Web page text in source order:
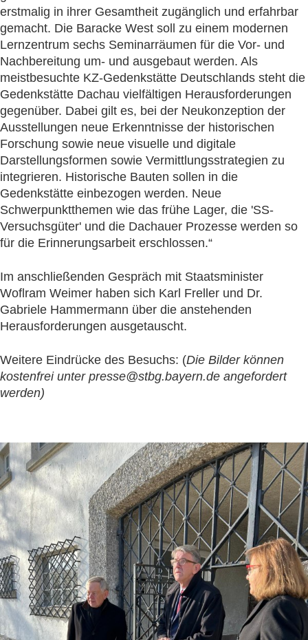
erstmalig in ihrer Gesamtheit zugänglich und erfahrbar
gemacht. Die Baracke West soll zu einem modernen
Lernzentrum sechs Seminarräumen für die Vor- und
Nachbereitung um- und ausgebaut werden. Als
meistbesuchte KZ-Gedenkstätte Deutschlands steht die
Gedenkstätte Dachau vielfältigen Herausforderungen
gegenüber. Dabei gilt es, bei der Neukonzeption der
Ausstellungen neue Erkenntnisse der historischen
Forschung sowie neue visuelle und digitale
Darstellungsformen sowie Vermittlungsstrategien zu
integrieren. Historische Bauten sollen in die
Gedenkstätte einbezogen werden. Neue
Schwerpunktthemen wie das frühe Lager, die 'SS-
Versuchsgüter' und die Dachauer Prozesse werden so
für die Erinnerungsarbeit erschlossen.“
Im anschließenden Gespräch mit Staatsminister
Woflram Weimer haben sich Karl Freller und Dr.
Gabriele Hammermann über die anstehenden
Herausforderungen ausgetauscht.
Weitere Eindrücke des Besuchs: (Die Bilder können
kostenfrei unter presse@stbg.bayern.de angefordert
werden)